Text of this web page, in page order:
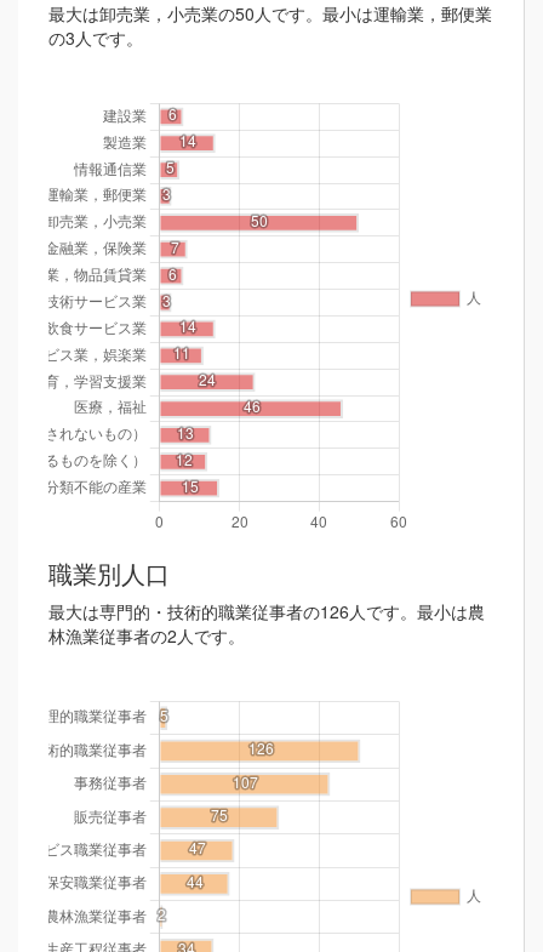
最大は卸売業，小売業の50人です。最小は運輸業，郵便業
の3人です。
職業別人口
最大は専門的・技術的職業従事者の126人です。最小は農
林漁業従事者の2人です。